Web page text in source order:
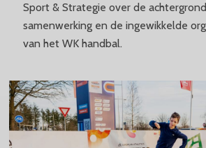
Sport & Strategie over de
samenwerking en de ingewikkelde
van het WK handbal.